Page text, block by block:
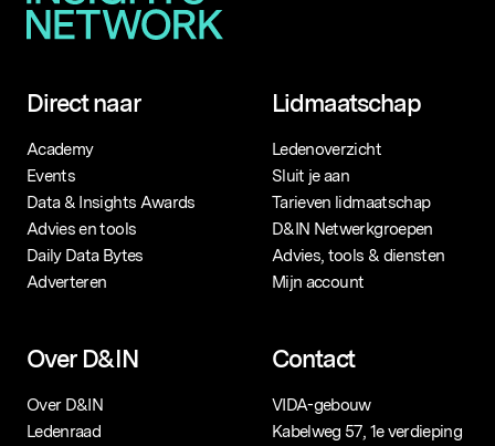
Direct naar
Academy
Events
Data & Insights Awards
Advies en tools
Daily Data Bytes
Adverteren
Lidmaatschap
Ledenoverzicht
Sluit je aan
Tarieven lidmaatschap
D&IN Netwerkgroepen
Advies, tools & diensten
Mijn account
Over D&IN
Over D&IN
Ledenraad
Contact
VIDA-gebouw
Kabelweg 57, 1e verdieping